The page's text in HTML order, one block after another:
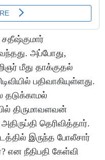
அப்போது,
மீது தாக்குதல்
பதிவாகியுள்ளது.
தடுக்காமல்
திருமாவளவன்
தெரிவித்தார்.
இருந்த போலீசார்
நீதிபதி கேள்வி